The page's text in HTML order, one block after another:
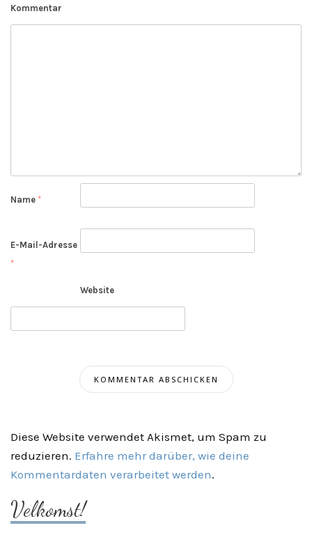
Kommentar
Name *
E-Mail-Adresse
*
Website
Diese Website verwendet Akismet, um Spam zu
reduzieren. Erfahre mehr darüber, wie deine
Kommentardaten verarbeitet werden.
Velkomst!